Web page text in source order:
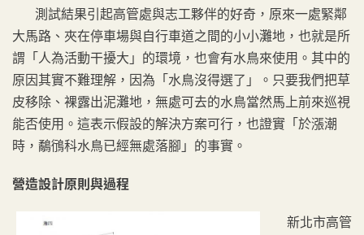
測試結果引起高管處與志工夥伴的好奇，原來一處緊鄰
大馬路、夾在停車場與自行車道之間的小小灘地，也就是所
謂「人為活動干擾大」的環境，也會有水鳥來使用。其中的
原因其實不難理解，因為「水鳥沒得選了」。只要我們把草
皮移除、裸露出泥灘地，無處可去的水鳥當然馬上前來巡視
能否使用。這表示假設的解決方案可行，也證實「於漲潮
時，鷸鴴科水鳥已經無處落腳」的事實。
營造設計原則與過程
新北市高管